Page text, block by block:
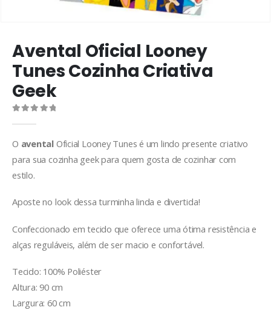
Avental Oficial Looney
Tunes Cozinha Criativa
Geek
O avental Oficial Looney Tunes é um lindo presente criativo
para sua cozinha geek para quem gosta de cozinhar com
estilo.
Aposte no look dessa turminha linda e divertida!
Confeccionado em tecido que oferece uma ótima resistência e
alças reguláveis, além de ser macio e confortável.
Tecido: 100% Poliéster
Altura: 90 cm
Largura: 60 cm